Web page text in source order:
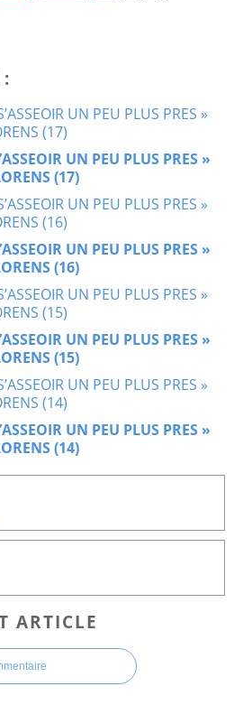
:
UN PEU PLUS PRES »
(17)
UN PEU PLUS PRES »
(16)
UN PEU PLUS PRES »
(15)
UN PEU PLUS PRES »
(14)
ARTICLE